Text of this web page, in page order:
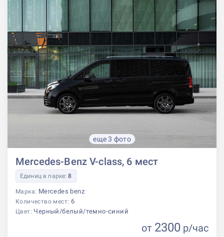
еще 3 фото
Mercedes-Benz V-class, 6 мест
Единиц в парке:8
Марка: Mercedes benz
Количество мест: 6
Цвет: Черный/белый/темно-синий
от 2300 р/час